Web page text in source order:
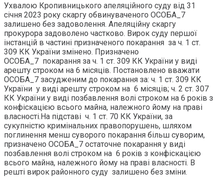
Ухвалою Кропивницького апеляційного суду від 31
січня 2023 року скаргу обвинуваченого ОСОБА_7
залишено без задоволення. Апеляційну скаргу
прокурора задоволено частково. Вирок суду першої
інстанцій в частині призначеного покарання за ч. 1 ст.
309 КК України змінено. Призначено
ОСОБА_7 покарання за ч. 1 ст. 309 КК України у виді
арешту строком на 6 місяців. Постановлено вважати
ОСОБА_7 засудженим до покарання за: ч. 1 ст. 309 КК
України у виді арешту строком на 6 місяців; ч. 2 ст. 307
КК України у виді позбавлення волі строком на 6 років з
конфіскацією всього майна, належного йому на праві
власності.На підставі ч. 1 ст. 70 КК України, за
сукупністю кримінальних правопорушень, шляхом
поглинення менш суворого покарання більш суворим,
призначено ОСОБА_7 остаточне покарання у виді
позбавлення волі строком на 6 років з конфіскацією
всього майна, належного йому на праві власності. В
решті вирок районного суду залишено без зміни.